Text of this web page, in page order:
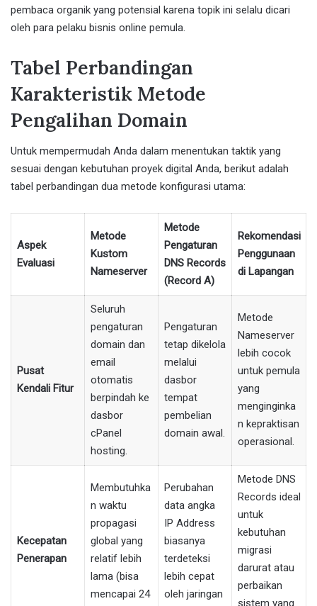
pembaca organik yang potensial karena topik ini selalu dicari
oleh para pelaku bisnis online pemula.
Tabel Perbandingan
Karakteristik Metode
Pengalihan Domain
Untuk mempermudah Anda dalam menentukan taktik yang
sesuai dengan kebutuhan proyek digital Anda, berikut adalah
tabel perbandingan dua metode konfigurasi utama:
Aspek
Evaluasi
Metode
Kustom
Nameserver
Metode
Pengaturan
DNS Records
(Record A)
Rekomendasi
Penggunaan
di Lapangan
Pusat
Kendali Fitur
Seluruh
pengaturan
domain dan
email
otomatis
berpindah ke
dasbor
cPanel
hosting.
Pengaturan
tetap dikelola
melalui
dasbor
tempat
pembelian
domain awal.
Metode
Nameserver
lebih cocok
untuk pemula
yang
menginginka
n kepraktisan
operasional.
Kecepatan
Penerapan
Membutuhka
n waktu
propagasi
global yang
relatif lebih
lama (bisa
mencapai 24
Perubahan
data angka
IP Address
biasanya
terdeteksi
lebih cepat
oleh jaringan
Metode DNS
Records ideal
untuk
kebutuhan
migrasi
darurat atau
perbaikan
sistem yang